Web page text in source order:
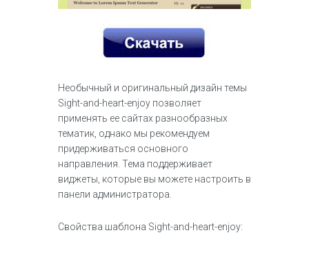
Необычный и оригинальный дизайн темы
Sight-and-heart-enjoy позволяет
применять ее сайтах разнообразных
тематик, однако мы рекомендуем
придерживаться основного
направления. Тема поддерживает
виджеты, которые вы можете настроить в
панели администратора.
Свойства шаблона Sight-and-heart-enjoy: